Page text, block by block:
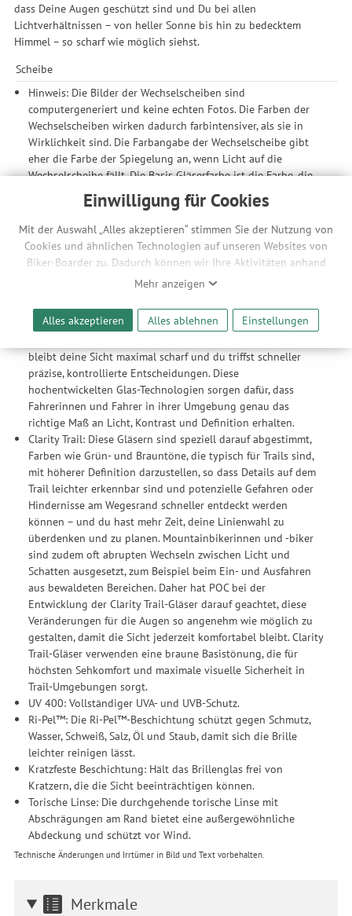
Einwilligung für Cookies
Mit der Auswahl „Alles akzeptieren“ stimmen Sie der Nutzung von
Cookies und ähnlichen Technologien auf unseren Websites von
Biker-Boarder zu. Dadurch können wir Ihre Aktivitäten anhand
Ihrer Geräte- und Browsereinstellungen nachvollziehen. Dies
Werbeanzeigen für Sie bereitzustellen sowie Funktionalitäten
unserer Website sicherzustellen und stetig zu verbessern. Dabei
werden Ihre Daten auch an Drittanbieter und Werbepartner
weitergegeben. Die Verarbeitung erfolgt ausschließlich zum
Zwecke der Einbindung von Streaming-Inhalten und der
Durchführung von statistischer Analyse, Reichweitenmessungen,
Produktempfehlungen und nutzungsbasierter Werbung.
Informationen zu den einzelnen Funktionen, den Drittanbietern
und der Speicherdauer finden Sie unter Einstellungen. Diese
Einwilligung ist freiwillig, für die Nutzung unserer Website nicht
erforderlich und gilt, bis sie widerrufen wird. Sie können Ihre
Einwilligung unter Einstellungen lediglich für bestimmte
Drittanbieter erteilen und jederzeit für die Zukunft widerrufen.
Mehr anzeigen
Alles akzeptieren Alles ablehnen Einstellungen
dass Deine Augen geschützt sind und Du bei allen
Lichtverhältnissen – von heller Sonne bis hin zu bedecktem
Himmel – so scharf wie möglich siehst.
Scheibe
Hinweis: Die Bilder der Wechselscheiben sind
computergeneriert und keine echten Fotos. Die Farben der
Wechselscheiben wirken dadurch farbintensiver, als sie in
Wirklichkeit sind. Die Farbangabe der Wechselscheibe gibt
eher die Farbe der Spiegelung an, wenn Licht auf die
Wechselscheibe fällt. Die Basis Gläserfarbe ist die Farbe, die
auf der Innenseite der Wechselscheibe zu sehen ist bzw. die
auch beim Durchschauen durch die Wechselscheibe von
außen zu sehen ist. Die Basis Gläserfarbe nimmst du wahr,
wenn du die Brille auf dem Kopf hast und deine Umgebung
betrachtest.
Clarity By POC: Entwickelt mit Optikexperten von Carl Zeiss
sind Clarity by POC Gläser so abgestimmt, dass sie unter
bleibt deine Sicht maximal scharf und du triffst schneller
präzise, kontrollierte Entscheidungen. Diese
hochentwickelten Glas-Technologien sorgen dafür, dass
Fahrerinnen und Fahrer in ihrer Umgebung genau das
richtige Maß an Licht, Kontrast und Definition erhalten.
Clarity Trail: Diese Gläsern sind speziell darauf abgestimmt,
Farben wie Grün- und Brauntöne, die typisch für Trails sind,
mit höherer Definition darzustellen, so dass Details auf dem
Trail leichter erkennbar sind und potenzielle Gefahren oder
Hindernisse am Wegesrand schneller entdeckt werden
können – und du hast mehr Zeit, deine Linienwahl zu
überdenken und zu planen. Mountainbikerinnen und -biker
sind zudem oft abrupten Wechseln zwischen Licht und
Schatten ausgesetzt, zum Beispiel beim Ein- und Ausfahren
aus bewaldeten Bereichen. Daher hat POC bei der
Entwicklung der Clarity Trail-Gläser darauf geachtet, diese
Veränderungen für die Augen so angenehm wie möglich zu
gestalten, damit die Sicht jederzeit komfortabel bleibt. Clarity
Trail-Gläser verwenden eine braune Basistönung, die für
höchsten Sehkomfort und maximale visuelle Sicherheit in
Trail-Umgebungen sorgt.
UV 400: Vollständiger UVA- und UVB-Schutz.
Ri-Pel™: Die Ri-Pel™-Beschichtung schützt gegen Schmutz,
Wasser, Schweiß, Salz, Öl und Staub, damit sich die Brille
leichter reinigen lässt.
Kratzfeste Beschichtung: Hält das Brillenglas frei von
Kratzern, die die Sicht beeinträchtigen können.
Torische Linse: Die durchgehende torische Linse mit
Abschrägungen am Rand bietet eine außergewöhnliche
Abdeckung und schützt vor Wind.
Technische Änderungen und Irrtümer in Bild und Text vorbehalten.
Merkmale